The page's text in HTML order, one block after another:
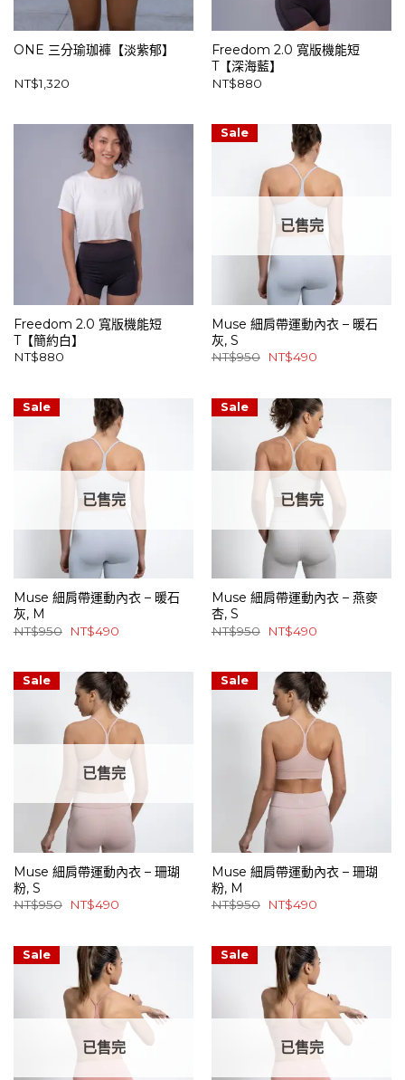
ONE 三分瑜珈褲【淡紫郁】
NT$1,320
Freedom 2.0 寬版機能短
T【深海藍】
NT$880
Freedom 2.0 寬版機能短
T【簡約白】
NT$880
Sale
已售完
Muse 細肩帶運動內衣 – 暖石
灰, S
NT$950
原
NT$950。
NT$490目
NT$490。
Sale
已售完
Muse 細肩帶運動內衣 – 暖石
灰, M
NT$950
原
NT$950。
NT$490目
NT$490。
Sale
已售完
Muse 細肩帶運動內衣 – 燕麥
杏, S
NT$950
原
NT$950。
NT$490目
NT$490。
Sale
已售完
Muse 細肩帶運動內衣 – 珊瑚
粉, S
NT$950
原
NT$950。
NT$490目
NT$490。
Sale
Muse 細肩帶運動內衣 – 珊瑚
粉, M
NT$950
原
NT$950。
NT$490目
NT$490。
Sale
已售完
Sale
已售完